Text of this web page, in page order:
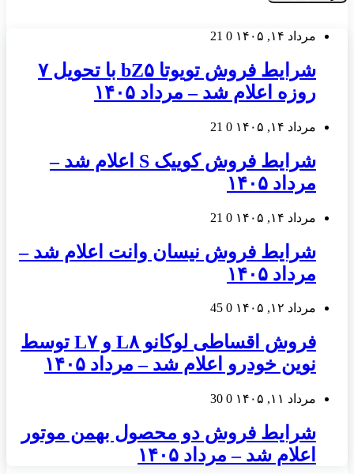
مرداد ۱۴, ۱۴۰۵ 0
21
شرایط فروش تویوتا bZ۵ با تحویل ۷
روزه اعلام شد – مرداد ۱۴۰۵
مرداد ۱۴, ۱۴۰۵ 0
21
شرایط فروش کوییک S اعلام شد –
مرداد ۱۴۰۵
مرداد ۱۴, ۱۴۰۵ 0
21
شرایط فروش نیسان وانت اعلام شد –
مرداد ۱۴۰۵
مرداد ۱۲, ۱۴۰۵ 0
45
فروش اقساطی لوکانو L۸ و L۷ توسط
نوین خودرو اعلام شد – مرداد ۱۴۰۵
مرداد ۱۱, ۱۴۰۵ 0
30
شرایط فروش دو محصول بهمن موتور
اعلام شد – مرداد ۱۴۰۵